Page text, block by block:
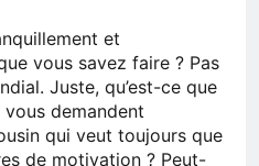
et
vous savez faire ? Pas
Juste, qu’est-ce que
demandent
qui veut toujours que
de motivation ? Peut-